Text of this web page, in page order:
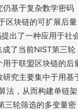
基于复杂数学密码
区块链的可扩展后量
出了一种应用于社
了当前NIST第三轮
于联盟区块链的后
究主要集中于用基
法，从而构建单链架
三轮筛选的多变量密